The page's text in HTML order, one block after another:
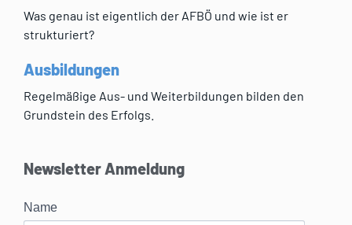
Was genau ist eigentlich der AFBÖ und wie ist er
strukturiert?
Ausbildungen
Regelmäßige Aus- und Weiterbildungen bilden den
Grundstein des Erfolgs.
Newsletter Anmeldung
Name